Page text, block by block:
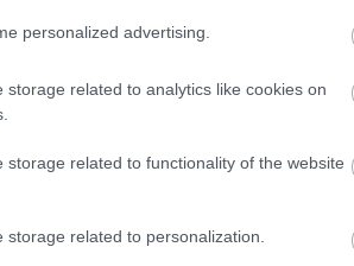
personalized advertising.
related to analytics like cookies on
storage related to functionality of the website
related to personalization.
மற்றும் தாதுக்கள்
உள்ளன, இது ஆற்றல் மற்றும்
மற்றும் பொட்டாசியமும் உள்ளன.
செல்ல உதவுகிறது.
ஆரோக்கியமாக
அமைப்பையும்
வைட்டமின்கள் மற்றும்
ஆரோக்கியமான உணவையும்